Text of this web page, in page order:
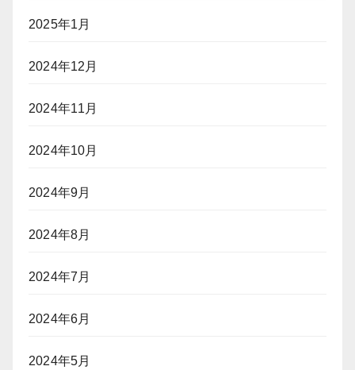
2025年1月
2024年12月
2024年11月
2024年10月
2024年9月
2024年8月
2024年7月
2024年6月
2024年5月